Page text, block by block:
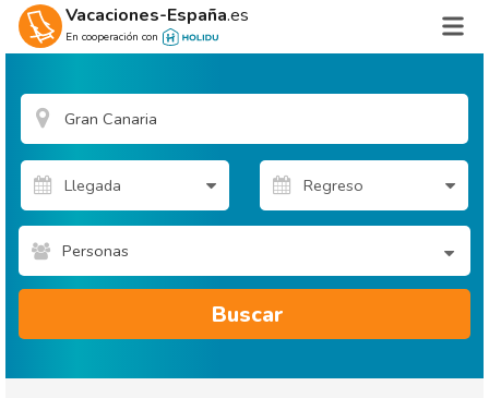
Vacaciones-España.es
En cooperación con
Personas
Buscar